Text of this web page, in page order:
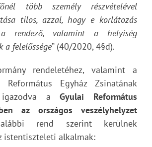
több személy részvételével
tilos, azzal, hogy e korlátozás
a rendező, valamint a helyiség
a felelőssége” (40/2020, 4§d).
rendeletéhez, valamint a
Református Egyház Zsinatának
igazodva aGyulai Református
az országos veszélyhelyzet
rend szerint kerülnek
istentiszteleti alkalmak: